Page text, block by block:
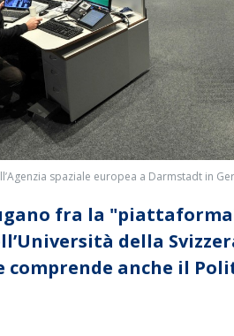
spaziale europea a Darmstadt in
fra la
della
comprende anche il